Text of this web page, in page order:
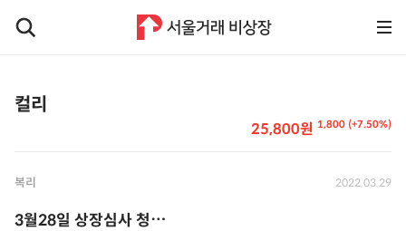
컬리
1,800 (+7.50%)
25,800원
복리 2022.03.29
3월28일 상장심사 청⋯